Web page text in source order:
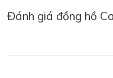
Nhìn vào bộ vỏ của
Đánh giá đồng hồ